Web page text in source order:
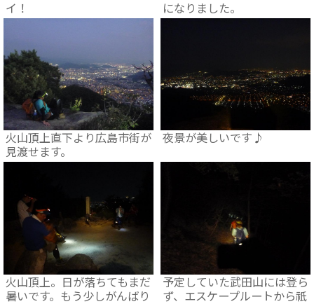
イ！
になりました。
火山頂上直下より広島市街が
見渡せます。
夜景が美しいです♪
火山頂上。日が落ちてもまだ
暑いです。もう少しがんばり
予定していた武田山には登ら
ず、エスケープルートから祇